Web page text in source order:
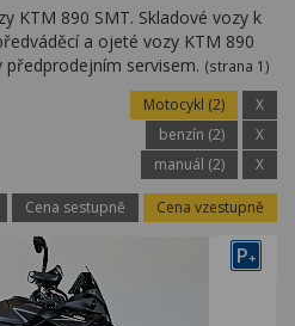
KTM 890 SMT. Skladové vozy k
a ojeté vozy KTM 890
servisem. (strana 1)
Motocykl (2)
X
benzín (2)
X
manuál (2)
X
Cena sestupně Cena vzestupně
P+